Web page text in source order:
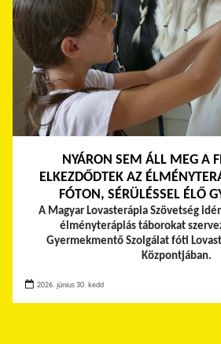
NYÁRON SEM ÁLL MEG A
ELKEZDŐDTEK AZ
FÓTON, SÉRÜLÉSSEL ÉLŐ
A Magyar Lovasterápia Szövetség
élményterápiás táborokat
Gyermekmentő Szolgálat fóti
Központjában.
2026. június 30. kedd